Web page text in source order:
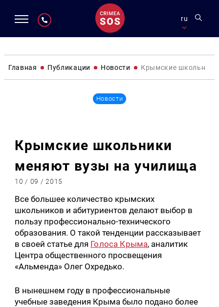
ru
Главная Публикации Новости Крымские
Новости
Крымские школьники
меняют вузы на училища
10 / 09 / 2015
Все большее количество крымских
школьников и абитуриентов делают выбор в
пользу профессионально-технического
образования. О такой тенденции рассказывает
в своей статье для Голоса Крыма, аналитик
Центра общественного просвещения
«Альменда» Олег Охредько.
В нынешнем году в профессиональные
учебные заведения Крыма было подано более